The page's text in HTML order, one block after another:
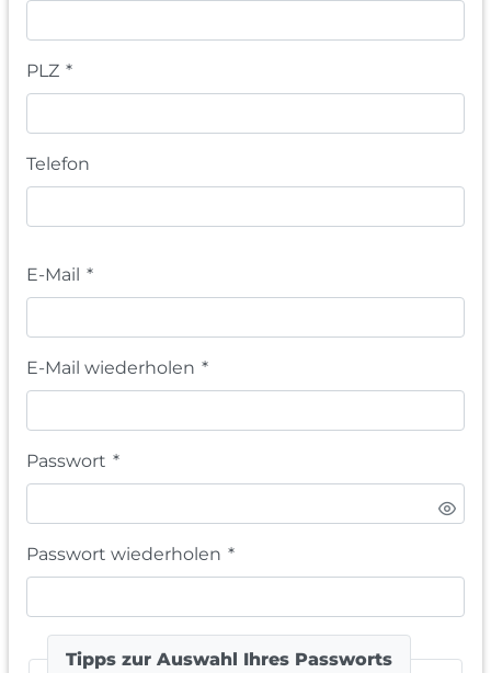
PLZ *
Telefon
E-Mail *
E-Mail wiederholen *
Passwort *
Passwort wiederholen *
Tipps zur Auswahl Ihres Passworts